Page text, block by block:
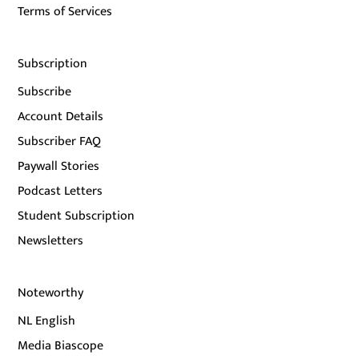
Terms of Services
Subscription
Subscribe
Account Details
Subscriber FAQ
Paywall Stories
Podcast Letters
Student Subscription
Newsletters
Noteworthy
NL English
Media Biascope